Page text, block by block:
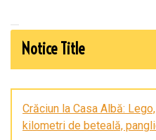
Notice Title
Crăciun la Casa Albă:
kilometri de beteală,